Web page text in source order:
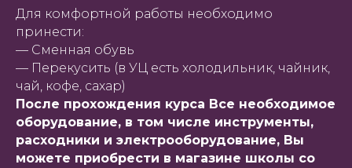
Для комфортной работы необходимо
принести:
— Сменная обувь
— Перекусить (в УЦ есть холодильник, чайник,
чай, кофе, сахар)
После прохождения курса Все необходимое
оборудование, в том числе инструменты,
расходники и электрооборудование, Вы
можете приобрести в магазине школы со